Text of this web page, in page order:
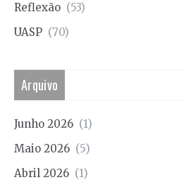
Reflexão (53)
UASP (70)
Arquivo
Junho 2026 (1)
Maio 2026 (5)
Abril 2026 (1)